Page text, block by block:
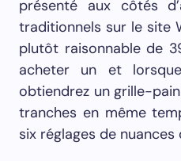
présenté aux côtés
traditionnels sur le site
plutôt raisonnable de
acheter un et
obtiendrez un grille-
tranches en même
six réglages de